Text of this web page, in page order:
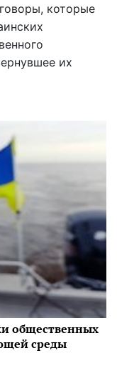
которые
их
общественных
среды